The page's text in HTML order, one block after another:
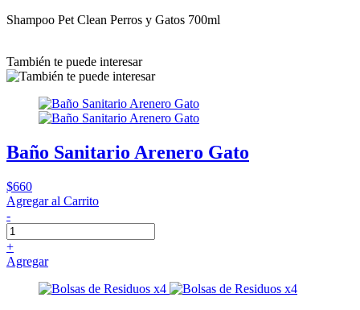
Shampoo Pet Clean Perros y Gatos 700ml
También te puede interesar
Baño Sanitario Arenero Gato
$660
Agregar al Carrito
-
+
Agregar